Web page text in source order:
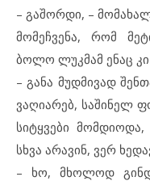
– გაშორდი, –
მომეჩვენა, რომ
ბოლო ლუკმამ ენაც კი
– განა მუდმივად
ვაღიარებ, საშინელ
სიტყვები
სხვა არავინ, ვერ
– ხო, მხოლოდ